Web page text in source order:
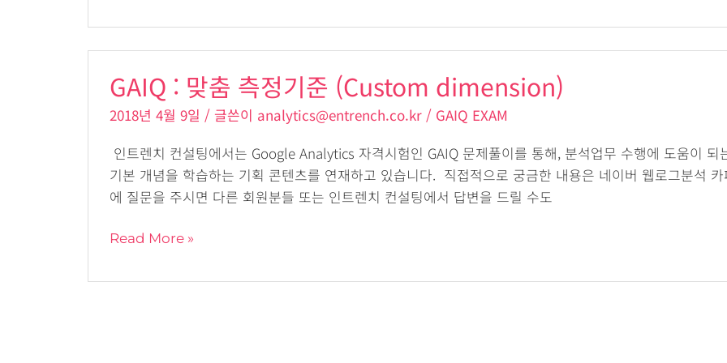
Dimension)
GAIQ : 맞춤 측정기준 (Custom dimension)
2018년 4월 9일 / 글쓴이 analytics@entrench.co.kr / GAIQ EXAM
인트렌치 컨설팅에서는 Google Analytics 자격시험인 GAIQ 문제풀이를 통해, 분석업무 수행에 도움이 되
기본 개념을 학습하는 기획 콘텐츠를 연재하고 있습니다. 직접적으로 궁금한 내용은 네이버 웹로그분석 카
에 질문을 주시면 다른 회원분들 또는 인트렌치 컨설팅에서 답변을 드릴 수도
:
춤
측
정
기
(Custom
Read More »